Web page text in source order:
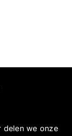
delen we onze